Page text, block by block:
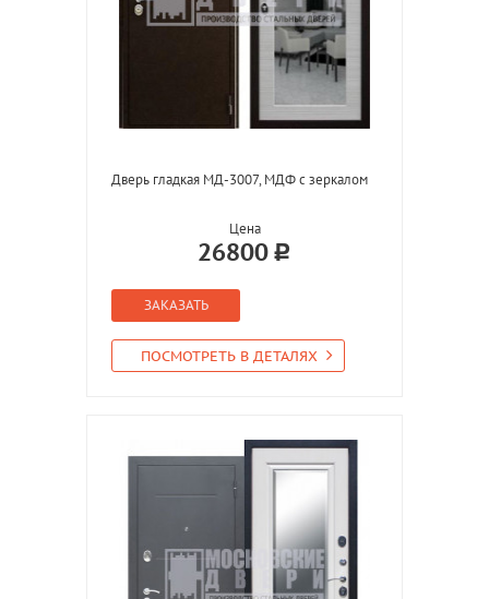
Дверь гладкая МД-3007, МДФ с зеркалом
Цена
26800
ЗАКАЗАТЬ
ПОСМОТРЕТЬ В ДЕТАЛЯХ